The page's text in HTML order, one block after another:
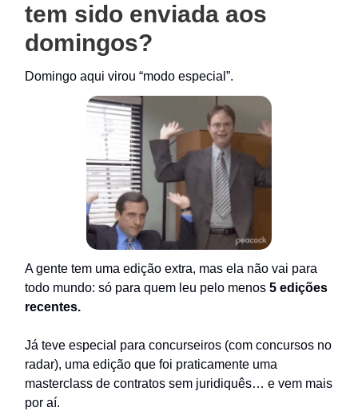
tem sido enviada aos
domingos?
Domingo aqui virou “modo especial”.
A gente tem uma edição extra, mas ela não vai para
todo mundo: só para quem leu pelo menos 5 edições
recentes.
Já teve especial para concurseiros (com concursos no
radar), uma edição que foi praticamente uma
masterclass de contratos sem juridiquês… e vem mais
por aí.